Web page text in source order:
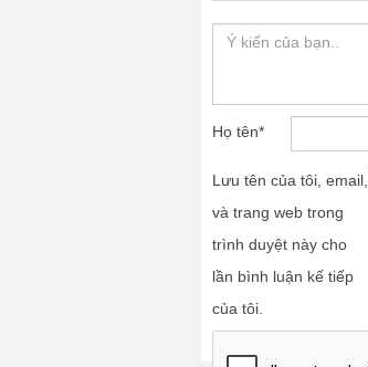
Họ tên*
Lưu tên của tôi, email,
và trang web trong
trình duyệt này cho
lần bình luận kế tiếp
của tôi.